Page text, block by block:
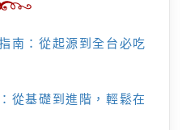
南：從起源到全台必吃
從基礎到進階，輕鬆在